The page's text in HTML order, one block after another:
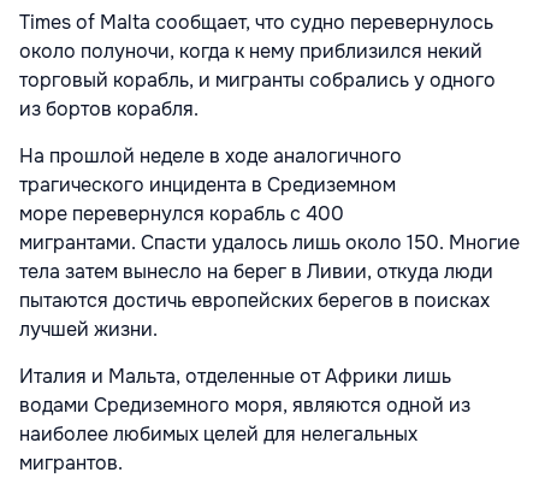
Times of Malta сообщает, что судно перевернулось
около полуночи, когда к нему приблизился некий
торговый корабль, и мигранты собрались у одного
из бортов корабля.
На прошлой неделе в ходе аналогичного
трагического инцидента в Средиземном
море перевернулся корабль с 400
мигрантами. Спасти удалось лишь около 150. Многие
тела затем вынесло на берег в Ливии, откуда люди
пытаются достичь европейских берегов в поисках
лучшей жизни.
Италия и Мальта, отделенные от Африки лишь
водами Средиземного моря, являются одной из
наиболее любимых целей для нелегальных
мигрантов.